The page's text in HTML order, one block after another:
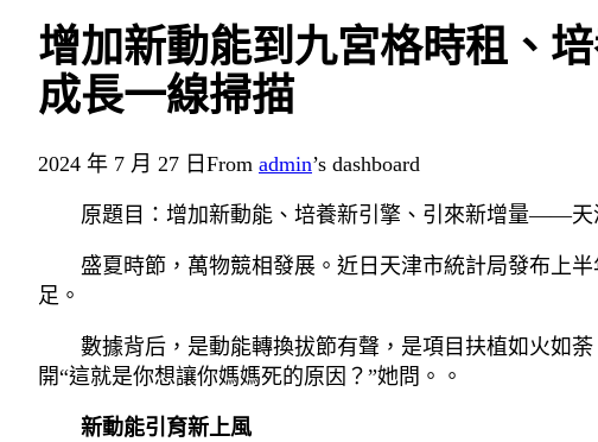
增加新動能到九宮格時租、
成長一線掃描
2024 年 7 月 27 日 From admin’s dashboard
原題目：增加新動能、培養新引擎、引來新增量——
盛夏時節，萬物競相發展。近日天津市統計局發布上
足。
數據背后，是動能轉換拔節有聲，是項目扶植如火如
開“這就是你想讓你媽媽死的原因？”她問。。
新動能引育新上風